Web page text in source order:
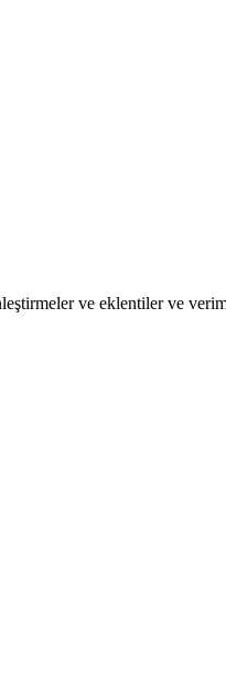
ve eklentiler ve